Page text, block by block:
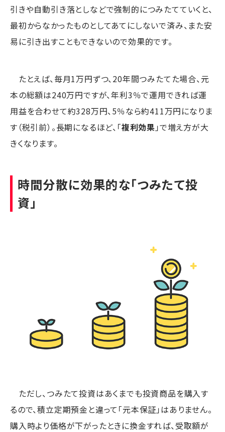
引きや自動引き落としなどで強制的につみたてていくと、
最初からなかったものとしてあてにしないで済み、また安
易に引き出すこともできないので効果的です。
たとえば、毎月1万円ずつ、20年間つみたてた場合、元
本の総額は240万円ですが、年利3％で運用できれば運
用益を合わせて約328万円、5％なら約411万円になりま
す（税引前）。長期になるほど、「複利効果 」で増え方が大
きくなります。
時間分散に効果的な「つみたて投
資」
ただし、つみたて投資はあくまでも投資商品を購入す
るので、積立定期預金と違って「元本保証」はありません。
購入時より価格が下がったときに換金すれば、受取額が